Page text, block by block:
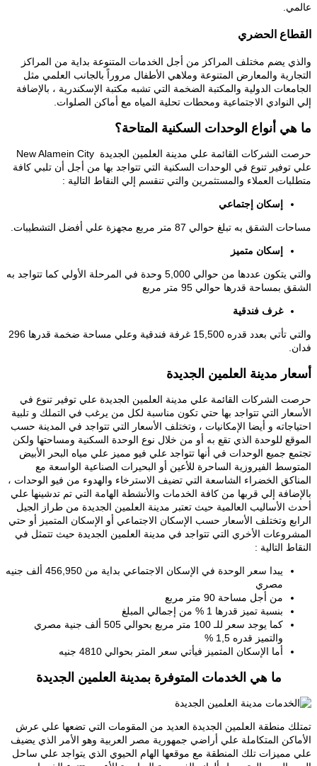
عالمي.
القطاع الحضري
والذي يضم مختلف المراكز من أجل الخدمات المتنوعة بداية من المراكز
التجارية والمعارض المتنوعة وملاهي الأطفال مروراً بالجانب العلمي مثل
الجامعات الدولية والمكتبة الضخمة التي تشبه مكتبة الإسكندرية ، بالإضافة
إلي النوادي الاجتماعية ومحطات تحلية المياه مع أماكن الصلوات.
ما هي أنواع الوحدات السكنية المتاحة؟
حرصت الشركات القائمة علي مدينة العلمين الجديدة New Alamein City
علي توفير تنوع في الوحدات السكنية التي تتواجد بها من أجل أن تلبي كافة
متطلبات العملاء والمستثمرين والتي تنقسم إلي النقاط التالية :
إسكان إجتماعي
مساحات الشقق به تبلغ حوالي 87 متر مربع مجهزة علي أفضل التشطيبات.
إسكان متميز
والتي يتكون عددها من حوالي 5,000 وحدة في المرحلة الأولي كما تتواجد به
الشقق بمساحة قدرها حوالي 95 متر مربع
غرف فندقية
والتي تأتي بعدد قدره 15,500 غرفة فندقية وعلي مساحة ضخمة قدرها 296
فدان.
أسعار مدينة العلمين الجديدة
حرصت الشركات القائمة علي مدينة العلمين الجديدة علي توفير تنوع في
الأسعار التي تتواجد بها حتي تكون مناسبة لكل من يرغب في التملك و تلبية
احتياجاته و أيضا الإمكانيات ، وتختلف الأسعار التي تتواجد في المدينة حسب
الموقع للوحدة الذي تقع به أو من خلال نوع الوحدة السكنية ومساحتها ولكن
تجتمع جميع الوحدات في أنها تتواجد علي فيو مميز علي مياه البحر الأبيض
المتوسط الفيروزية الساحرة للأعين أو البحيرات الصناعية الواسعة مع
المناكق الخضراء الشاسعة التي تضيف الاسترخاء والهدوء من فيو الوحدات ،
بالإضافة إلي قربها من كافة الخدمات والأنشطة الهامة التي تم تدشينها علي
أحدث الأساليب العالمية حيث تعتبر مدينة العلمين الجديدة من طراز الجيل
الرابع وتختلف الأسعار حسب الإسكان الاجتماعي أو الإسكان المتميز أو حتي
المشروعات الأخري التي تتواجد في مدينة العلمين الجديدة حيث تتمثل في
النقاط التالية :
يبدا سعر الوحدة في الإسكان الاجتماعي بداية من 456,950 ألف جنيه
مصري
من أجل مساحة 90 متر مربع
بنسبة تميز قدرها 1 % من إجمالي المبلغ
كما يوجد سعر للـ 100 متر مربع بحوالي 505 ألف جنية مصري
والتميز قدره 1,5 %
أما الإسكان المتميز فيأتي سعر المتر بحوالي 4810 جنيه
ما هي الخدمات المتوفرة بمدينة العلمين الجديدة
تمتلك منطقة العلمين الجديدة العديد من المقومات التي تضعها علي عرش
الأماكن المتكاملة علي أراضي جمهورية مصر العربية وهو الأمر الذي يضيف
علي مميزات تلك المنطقة مع موقعها الهام الحيوي الذي يتواجد علي ساحل